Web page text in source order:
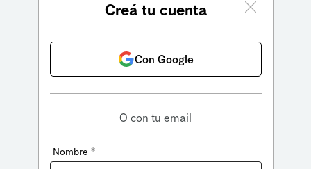
Creá tu cuenta
Con Google
O con tu email
Nombre *